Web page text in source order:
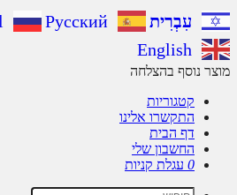
עִבְרִית Русский
English
נוסף בהצלחה
קטגוריות
התקשרו אלינו
דף הבית
החשבון שלי
עגלת קניות